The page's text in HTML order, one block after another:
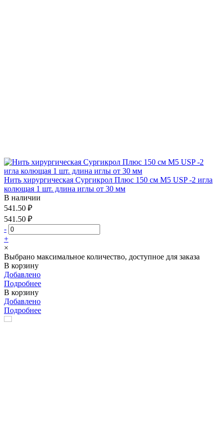
Нить хирургическая Сургикрол Плюс 150 см М5 USP -2 игла
колющая 1 шт. длина иглы от 30 мм
В наличии
541.50 ₽
541.50 ₽
-
+
×
Выбрано максимальное количество, доступное для заказа
В корзину
Добавлено
Подробнее
В корзину
Добавлено
Подробнее